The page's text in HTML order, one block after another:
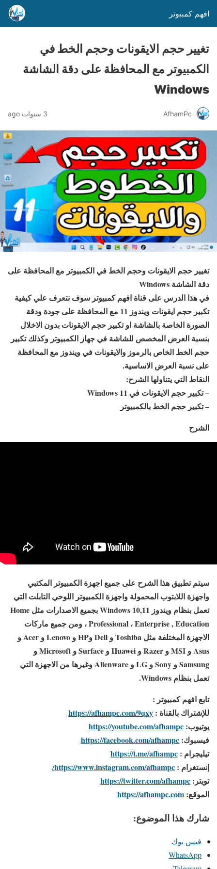
افهم كمبيوتر
تغيير حجم الايقونات وحجم الخط في
الكمبيوتر مع المحافظة على دقة الشاشة
Windows
AfhamPc 3 سنوات ago
تغيير حجم الايقونات وحجم الخط في الكمبيوتر مع المحافظة على
دقة الشاشة Windows
في هذا الدرس على قناة افهم كمبيوتر سوف نتعرف علي كيفية
تكبير حجم ايقونات ويندوز 11 مع المحافظة على جودة ودقة
الصورة الخاصة بالشاشة او تكبير حجم الايقونات بدون الاخلال
بنسبة العرض المخصص للشاشة في جهاز الكمبيوتر وكذلك تكبير
حجم الخط الخاص بالرموز والايقونات في ويندوز مع المحافظة
على نسبة العرض الاساسية.
النقاط التي يتناولها الشرح:
– تكبير حجم الايقونات في Windows 11
– تكبير حجم الخط بالكمبيوتر
الشرح
سيتم تطبيق هذا الشرح على جميع اجهزة الكمبيوتر المكتبي
واجهزة اللابتوب المحمولة واجهزة الكمبيوتر اللوحي التابلت التي
تعمل بنظام ويندوز Windows 10,11 بجميع الاصدارات مثل Home
، Professional ، Enterprise , Education ومن جميع ماركات
الاجهزة المختلفة مثل Toshiba و Dell وHP و Lenovo و Acer و
Asus و MSI و Razer و Huawei و Surface و Microsoft و
Samsung و Sony و LG و Alienware وغيرها من الاجهزة التي
تعمل بنظام Windows.
تابع افهم كمبيوتر :
للإشتراك بالقناة : https://afhampc.com/9qxy
يوتيوب: https://youtube.com/afhampc
فيسبوك: https://facebook.com/afhampc
تيليجرام : https://t.me/afhampc
إنستغرام : https://www.instagram.com/afhampc/
تويتر: https://twitter.com/afhampc
الموقع: https://afhampc.com
شارك هذا الموضوع:
فيس بوك
WhatsApp